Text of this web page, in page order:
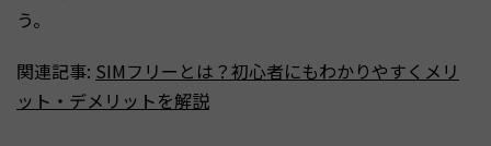
う。
関連記事: SIMフリーとは？初心者にもわかりやすくメリ
ット・デメリットを解説